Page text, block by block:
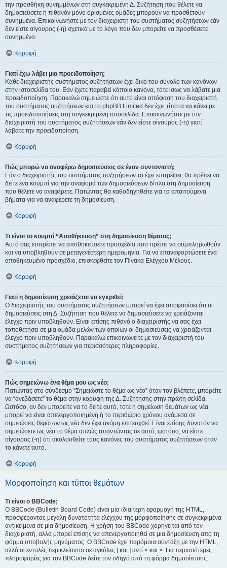
την προσθήκη συνημμένων στη συγκεκριμένη Δ. Συζήτηση που θέλετε να
δημοσιεύσετε ή πιθανόν μόνο ορισμένες ομάδες μπορούν να προσθέτουν
συνημμένα. Επικοινωνήστε με τον διαχειριστή του συστήματος συζητήσεων εάν
δεν είστε σίγουρος (-η) σχετικά με το λόγο που δεν μπορείτε να προσθέσετε
συνημμένα.
Κορυφή
Γιατί έχω λάβει μια προειδοποίηση;
Κάθε διαχειριστής συστήματος συζητήσεων έχει δικό του σύνολο των κανόνων
στην ιστοσελίδα του. Εάν έχετε παραβεί κάποιο κανόνα, τότε ίσως να λάβατε μια
προειδοποίηση. Παρακαλώ σημειώστε ότι αυτό είναι απόφαση του διαχειριστή
του συστήματος συζητήσεων και το phpBB Limited δεν έχει τίποτα να κάνει με
τις προειδοποιήσεις στη συγκεκριμένη ιστοσελίδα. Επικοινωνήστε με τον
διαχειριστή του συστήματος συζητήσεων εάν δεν είστε σίγουρος (-η) γιατί
λάβατε την προειδοποίηση.
Κορυφή
Πώς μπορώ να αναφέρω δημοσιεύσεις σε έναν συντονιστή;
Εάν ο διαχειριστής του συστήματος συζητήσεων το έχει επιτρέψει, θα πρέπει να
δείτε ένα κουμπί για την αναφορά των δημοσιεύσεων δίπλα στη δημοσίευση
που θέλετε να αναφέρετε. Πατώντας θα καθοδηγηθείτε για τα απαιτούμενα
βήματα για να αναφέρετε τη δημοσίευση.
Κορυφή
Τι είναι το κουμπί “Αποθήκευση” στη δημοσίευση θέματος;
Αυτό σας επιτρέπει να αποθηκεύσετε προσχέδια που πρέπει να συμπληρωθούν
και να υποβληθούν σε μεταγενέστερη ημερομηνία. Για να επαναφορτώσετε ένα
αποθηκευμένο προσχέδιο, επισκεφθείτε τον Πίνακα Ελέγχου Μέλους.
Κορυφή
Γιατί η δημοσίευση χρειάζεται να εγκριθεί;
Ο διαχειριστής του συστήματος συζητήσεων μπορεί να έχει αποφασίσει ότι οι
δημοσιεύσεις στη Δ. Συζήτηση που θέλετε να δημοσιεύσετε να χρειάζονται
έλεγχο πριν υποβληθούν. Είναι επίσης πιθανό ο διαχειριστής να σας έχει
τοποθετήσει σε μια ομάδα μελών των οποίων οι δημοσιεύσεις να χρειάζονται
έλεγχο πριν υποβληθούν. Παρακαλώ επικοινωνείτε με τον διαχειριστή του
συστήματος συζητήσεων για περισσότερες πληροφορίες.
Κορυφή
Πώς σημειώνω ένα θέμα μου ως νέο;
Πατώντας στο σύνδεσμο “Σημειώστε το θέμα ως νέο” όταν τον βλέπετε, μπορείτε
να “ανεβάσετε” το θέμα στην κορυφή της Δ. Συζήτησης στην πρώτη σελίδα.
Ωστόσο, αν δεν μπορείτε να το δείτε αυτό, τότε η σημείωση θεμάτων ως νέα
μπορεί να είναι απενεργοποιημένη ή το περιθώριο χρόνου ανάμεσα σε
σημειώσεις θεμάτων ως νέα δεν έχει ακόμη επιτευχθεί. Είναι επίσης δυνατόν να
σημειώσετε ως νέο το θέμα απλώς απαντώντας σε αυτό, ωστόσο, να είστε
σίγουρος (-η) ότι ακολουθείτε τους κανόνες του συστήματος συζητήσεων όταν
το κάνετε αυτό.
Κορυφή
Μορφοποίηση και τύποι θεμάτων
Τι είναι ο BBCode;
Ο BBCode (Bulletin Board Code) είναι μία ιδιαίτερη εφαρμογή της HTML,
προσφέροντας μεγάλη δυνατότητα ελέγχου της μορφοποίησης σε συγκεκριμένα
αντικείμενα σε μια δημοσίευση. Η χρήση του BBCode χορηγείται από τον
διαχειριστή, αλλά μπορεί επίσης να απενεργοποιηθεί σε μια δημοσίευση από τη
φόρμα υποβολής μηνύματος. Ο BBCode έχει παρόμοια σύνταξη με την HTML,
αλλά οι εντολές περικλείονται σε αγκύλες [ και ] αντί < και >. Για περισσότερες
πληροφορίες για τον BBCode δείτε τον οδηγό από τη φόρμα δημοσίευσης.